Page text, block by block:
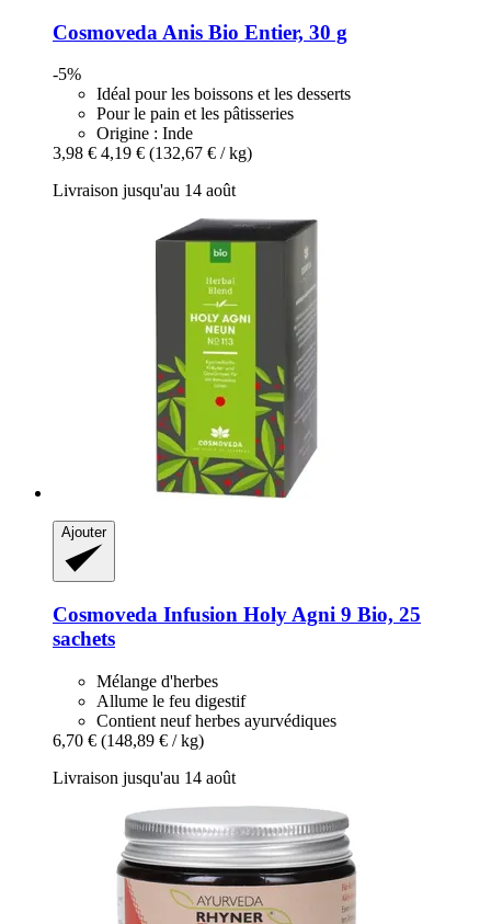
Cosmoveda Anis Bio Entier, 30 g
-5%
Idéal pour les boissons et les desserts
Pour le pain et les pâtisseries
Origine : Inde
3,98 € 4,19 € (132,67 € / kg)
Livraison jusqu'au 14 août
Ajouter
Cosmoveda Infusion Holy Agni 9 Bio, 25
sachets
Mélange d'herbes
Allume le feu digestif
Contient neuf herbes ayurvédiques
6,70 € (148,89 € / kg)
Livraison jusqu'au 14 août